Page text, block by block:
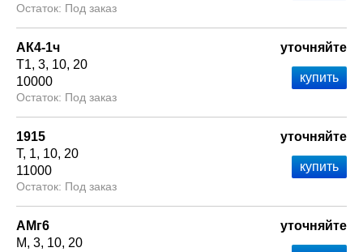
Под заказ
АК4-1ч
Т1 3 10 20
10000
Под заказ
уточняйте
1915
Т 1 10 20
11000
Под заказ
уточняйте
АМг6
М 3 10 20
уточняйте